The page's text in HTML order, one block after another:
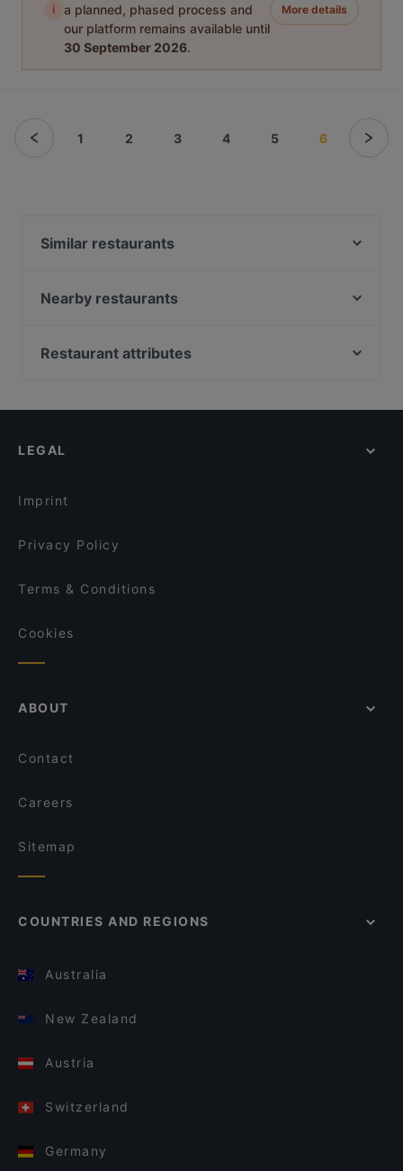
i
a planned, phased process and
our platform remains available until
30 September 2026.
More details
1 2 3 4 5 6
Similar restaurants
Nuova Venezia
Cafechino
Elis Cafe & Brunch
Nearby restaurants
Thema Restaurant
Royal Beef Corner
Kukulis Cafe
Restaurant attributes
Restaurants For Business Lunch in Essen
LEGAL
Imprint
Privacy Policy
Terms & Conditions
Cookies
ABOUT
Contact
Careers
Sitemap
COUNTRIES AND REGIONS
Australia
New Zealand
Austria
Switzerland
Germany